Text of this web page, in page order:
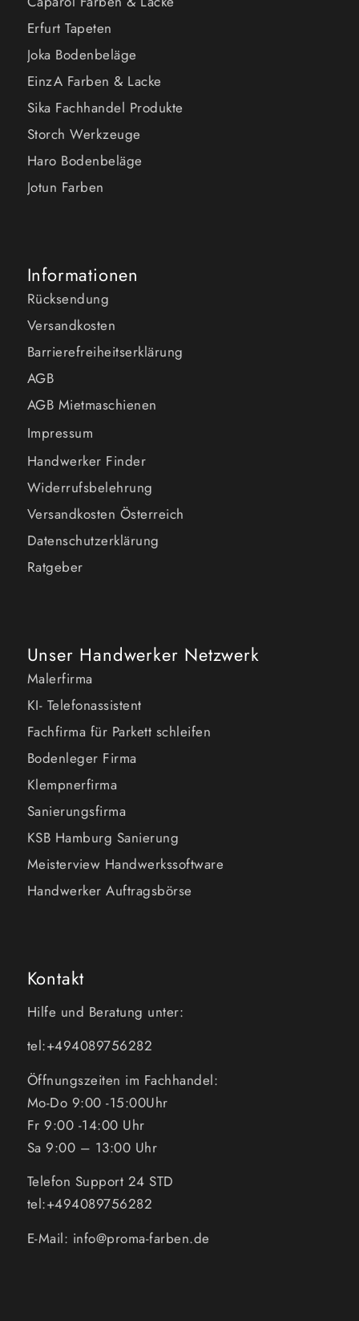
Erfurt Tapeten
Joka Bodenbeläge
EinzA Farben & Lacke
Sika Fachhandel Produkte
Storch Werkzeuge
Haro Bodenbeläge
Jotun Farben
Informationen
Rücksendung
Versandkosten
Barrierefreiheitserklärung
AGB
AGB Mietmaschienen
Impressum
Handwerker Finder
Widerrufsbelehrung
Versandkosten Österreich
Datenschutzerklärung
Ratgeber
Unser Handwerker Netzwerk
Malerfirma
KI- Telefonassistent
Fachfirma für Parkett schleifen
Bodenleger Firma
Klempnerfirma
Sanierungsfirma
KSB Hamburg Sanierung
Meisterview Handwerkssoftware
Handwerker Auftragsbörse
Kontakt
Hilfe und Beratung unter:
tel:+494089756282
Öffnungszeiten im Fachhandel:
Mo-Do 9:00 -15:00Uhr
Fr 9:00 -14:00 Uhr
Sa 9:00 – 13:00 Uhr
Telefon Support 24 STD
tel:+494089756282
E-Mail: info@proma-farben.de